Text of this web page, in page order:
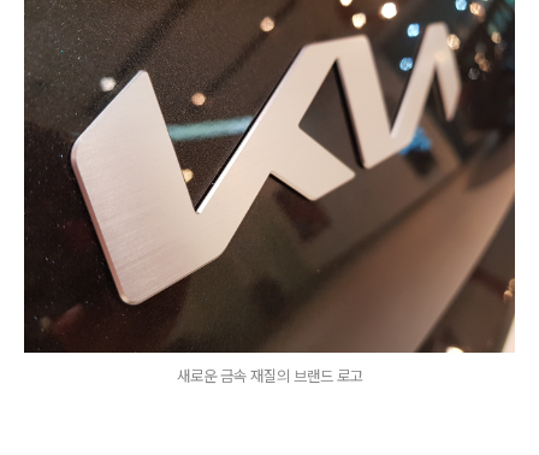
새로운 금속 재질의 브랜드 로고